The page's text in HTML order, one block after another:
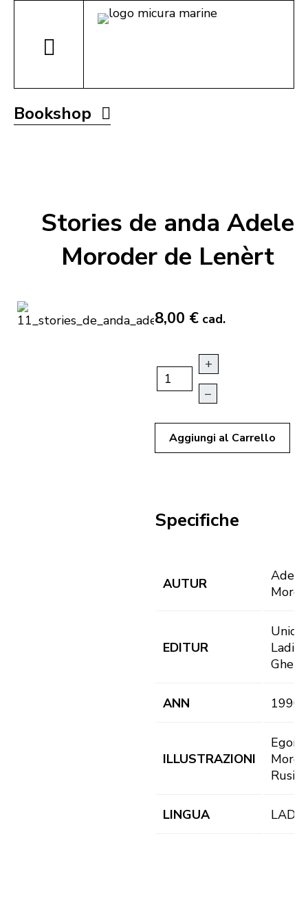
Bookshop
Stories de anda Adele
Moroder de Lenèrt
8,00 € cad.
+
–
Aggiungi al Carrello
Specifiche
AUTUR
Adele
EDITUR
Union
ANN 1990
ILLUSTRAZIONI
Egon
Rusina
LINGUA LAD